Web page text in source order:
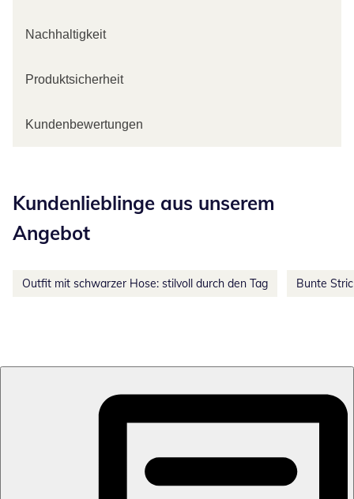
Nachhaltigkeit
Produktsicherheit
Kundenbewertungen
Kundenlieblinge aus unserem
Angebot
Outfit mit schwarzer Hose: stilvoll durch den Tag Bunte